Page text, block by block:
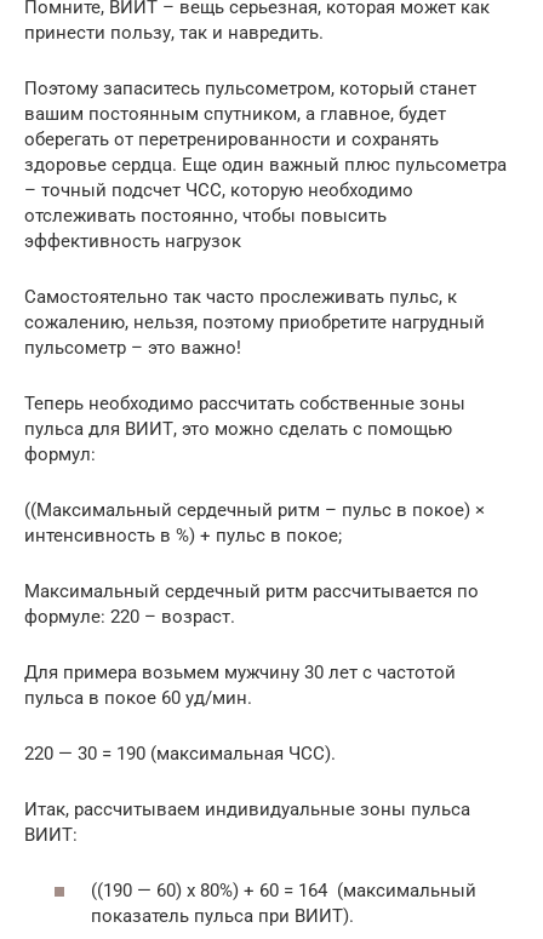
Помните, ВИИТ – вещь серьезная, которая может как
принести пользу, так и навредить.
Поэтому запаситесь пульсометром, который станет
вашим постоянным спутником, а главное, будет
оберегать от перетренированности и сохранять
здоровье сердца. Еще один важный плюс пульсометра
– точный подсчет ЧСС, которую необходимо
отслеживать постоянно, чтобы повысить
эффективность нагрузок
Самостоятельно так часто прослеживать пульс, к
сожалению, нельзя, поэтому приобретите нагрудный
пульсометр – это важно!
Теперь необходимо рассчитать собственные зоны
пульса для ВИИТ, это можно сделать с помощью
формул:
((Максимальный сердечный ритм – пульс в покое) ×
интенсивность в %) + пульс в покое;
Максимальный сердечный ритм рассчитывается по
формуле: 220 – возраст.
Для примера возьмем мужчину 30 лет с частотой
пульса в покое 60 уд/мин.
220 — 30 = 190 (максимальная ЧСС).
Итак, рассчитываем индивидуальные зоны пульса
ВИИТ:
((190 — 60) х 80%) + 60 = 164 (максимальный
показатель пульса при ВИИТ).